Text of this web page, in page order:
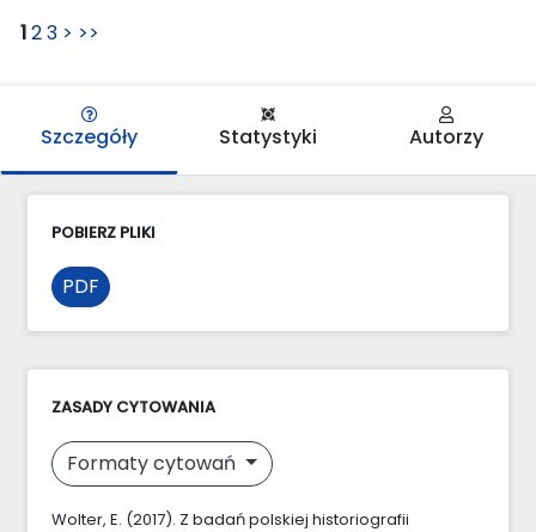
123 > >>
Szczegóły Statystyki Autorzy
POBIERZ PLIKI
PDF
ZASADY CYTOWANIA
Formaty cytowań
Wolter, E. (2017). Z badań polskiej historiografii